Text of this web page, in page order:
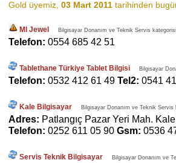
Gold üyemiz, 03 Mart 2011 tarihinden
Ml Jewel Bilgisayar Donanım ve Teknik Servis
Telefon: 0554 685 42 51
Tablethane Türkiye Tablet Bilgisi Bilgisayar
Telefon: 0532 412 61 49 Tel2: 0541
Kale Bilgisayar Bilgisayar Donanım ve Teknik
Adres: Patlangıç Pazar Yeri Mah.
Telefon: 0252 611 05 90 Gsm: 0536
Servis Teknik Bilgisayar Bilgisayar Donanım ve